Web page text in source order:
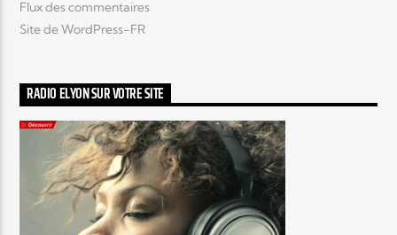
Flux des commentaires
Site de WordPress-FR
RADIO ELYON SUR VOTRE SITE